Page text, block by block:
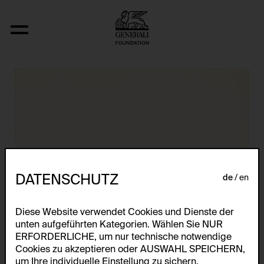
Aus der Serie "Ohne Titel"
DATENSCHUTZ de en
Diese Website verwendet Cookies und Dienste der
unten aufgeführten Kategorien. Wählen Sie NUR
ERFORDERLICHE, um nur technische notwendige
Cookies zu akzeptieren oder AUSWAHL SPEICHERN,